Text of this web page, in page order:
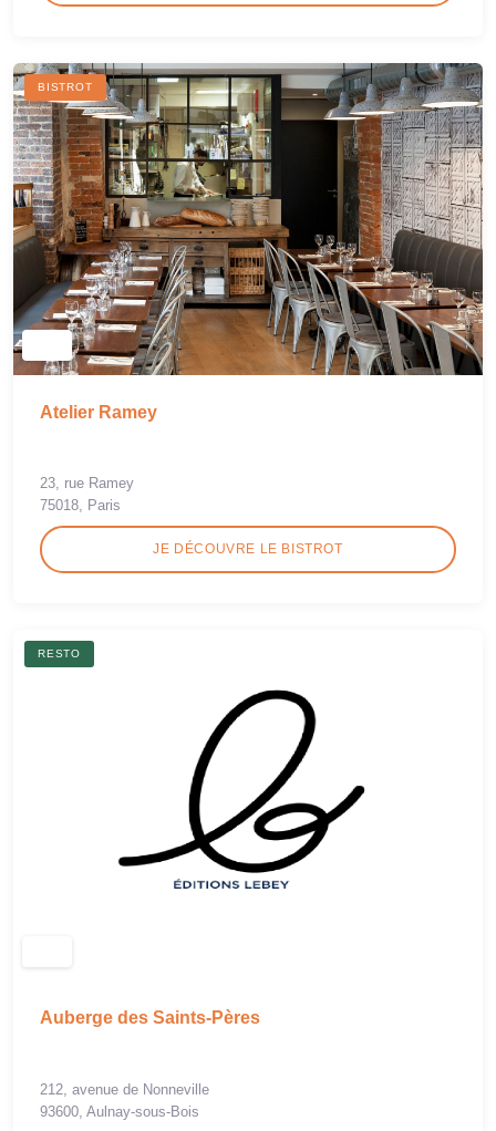
BISTROT
Atelier Ramey
23, rue Ramey
75018, Paris
JE DÉCOUVRE LE BISTROT
RESTO
Auberge des Saints-Pères
212, avenue de Nonneville
93600, Aulnay-sous-Bois